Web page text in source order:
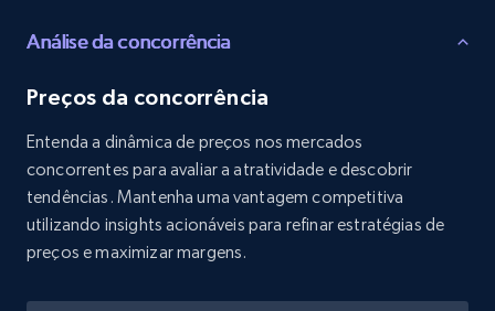
URL, Product id, Listing inventory id, Title, Rating,
price, and more.
1.9K+ 322+ Comece agora
Amazon products search
Análise da concorrência
Preços da concorrência
Entenda a dinâmica de preços nos mercados
concorrentes para avaliar a atratividade e descobrir
tendências. Mantenha uma vantagem competitiva
utilizando insights acionáveis para refinar estratégias de
preços e maximizar margens.